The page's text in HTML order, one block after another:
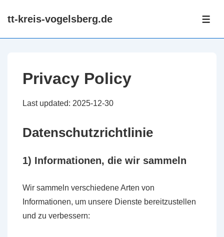
Skiptt-kreis-vogelsberg.de
Privacy Policy
Last updated: 2025-12-30
Datenschutzrichtlinie
1) Informationen, die wir sammeln
Wir sammeln verschiedene Arten von
Informationen, um unsere Dienste bereitzustellen
und zu verbessern: